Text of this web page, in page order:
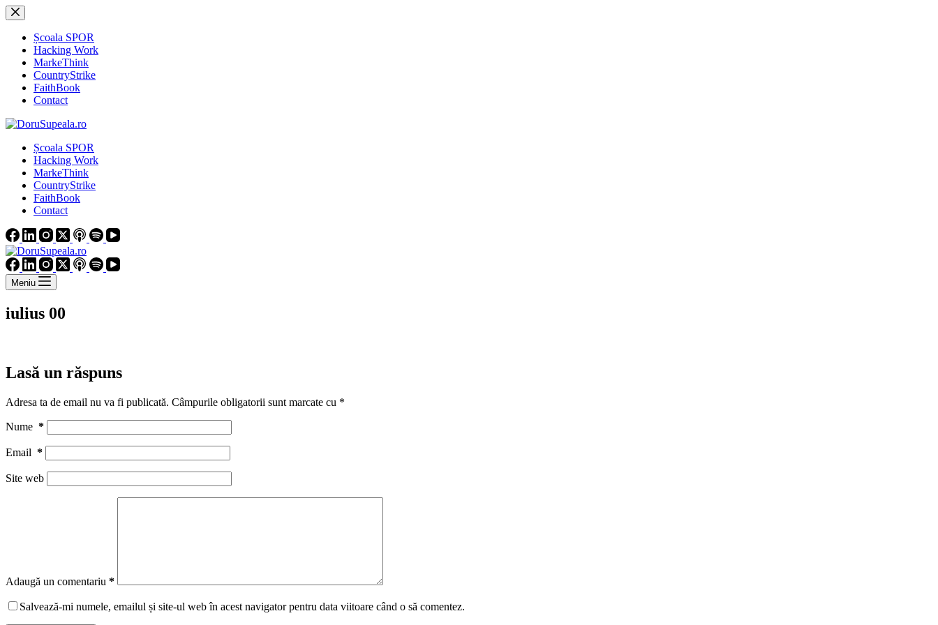
Sari
la
conținutȘcoala SPOR
Hacking Work
MarkeThink
CountryStrike
FaithBook
Contact
Școala SPOR
Hacking Work
MarkeThink
CountryStrike
FaithBook
Contact
Meniu
iulius 00
Lasă un răspuns
Adresa ta de email nu va fi publicată. Câmpurile obligatorii sunt marcate cu *
Nume *
Email *
Site web
Adaugă un comentariu *
Salvează-mi numele, emailul și site-ul web în acest navigator pentru data viitoare când o să comentez.